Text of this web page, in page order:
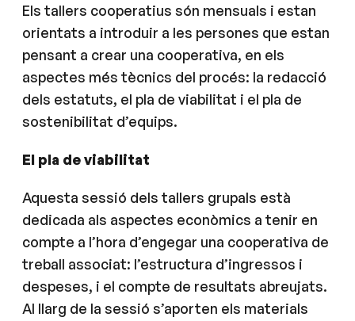
Els tallers cooperatius són mensuals i estan
orientats a introduir a les persones que estan
pensant a crear una cooperativa, en els
aspectes més tècnics del procés: la redacció
dels estatuts, el pla de viabilitat i el pla de
sostenibilitat d’equips.
El pla de viabilitat
Aquesta sessió dels tallers grupals està
dedicada als aspectes econòmics a tenir en
compte a l’hora d’engegar una cooperativa de
treball associat: l’estructura d’ingressos i
despeses, i el compte de resultats abreujats.
Al llarg de la sessió s’aporten els materials